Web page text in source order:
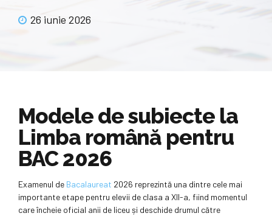
26 iunie 2026
Modele de subiecte la
Limba română pentru
BAC 2026
Examenul de Bacalaureat 2026 reprezintă una dintre cele mai
importante etape pentru elevii de clasa a XII-a, fiind momentul
care încheie oficial anii de liceu și deschide drumul către